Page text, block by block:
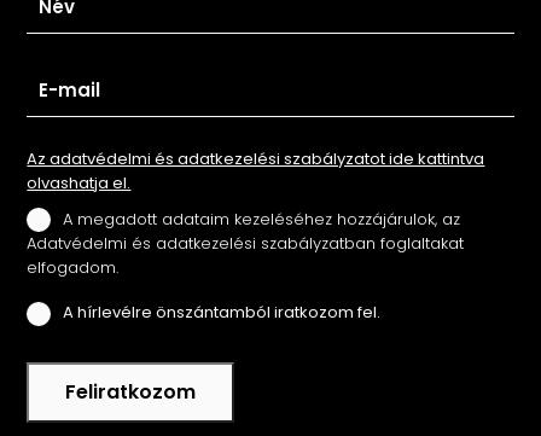
Az adatvédelmi és adatkezelési szabályzatot ide kattintva
olvashatja el.
A megadott adataim kezeléséhez hozzájárulok, az
Adatvédelmi és adatkezelési szabályzatban foglaltakat
elfogadom.
A hírlevélre önszántamból iratkozom fel.
Feliratkozom